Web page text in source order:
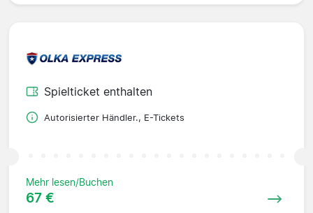
Spielticket enthalten
Autorisierter Händler., E-Tickets
Mehr lesen/Buchen
67 €